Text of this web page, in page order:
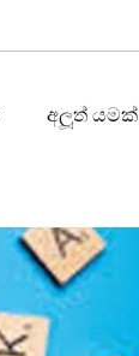
අලූත් යමක්